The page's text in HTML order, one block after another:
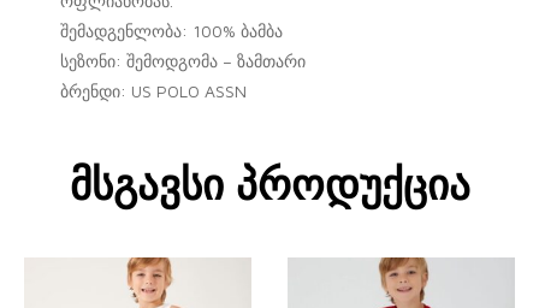
შემადგენლობა: 100% ბამბა
სეზონი: შემოდგომა – ზამთარი
ბრენდი: US POLO ASSN
Მსგავსი Პროდუქცია